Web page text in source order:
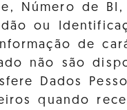
Número de
ou
de
não são
Dados
quando